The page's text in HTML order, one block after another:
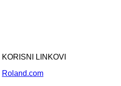
KORISNI LINKOVI
Roland.com